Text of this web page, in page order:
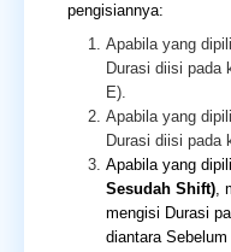
pengisiannya:
Apabila yang
Durasi diisi pada
E).
Apabila yang
Durasi diisi pada
Apabila yang
Sesudah Shift),
mengisi Durasi
diantara